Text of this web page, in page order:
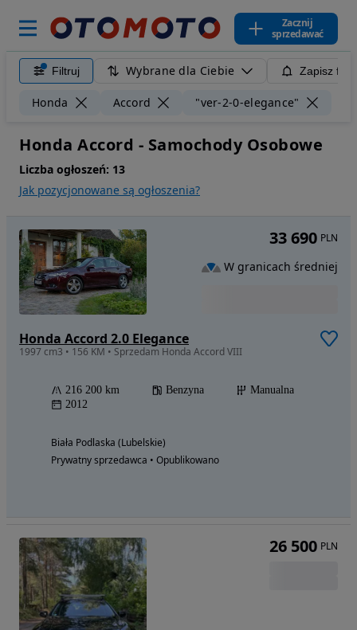
Zacznij
sprzedawać
Filtruj Wybrane dla Ciebie Zapisz
Honda Accord "ver-2-0-elegance"
Honda Accord - Samochody Osobowe
Liczba ogłoszeń: 13
Jak pozycjonowane są ogłoszenia?
Honda Accord 2.0 Elegance
1997 cm3 • 156 KM • Sprzedam Honda Accord VIII
216 200 km Benzyna
Manualna
2012
Biała Podlaska (Lubelskie)
Prywatny sprzedawca • Opublikowano
33 690 PLN
W granicach średniej
26 500 PLN